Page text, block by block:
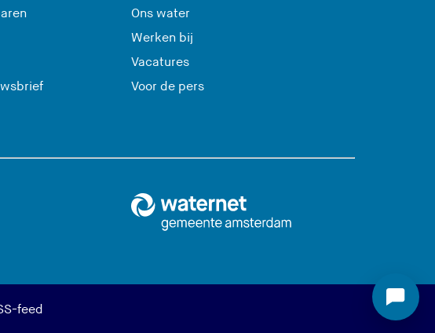
S
(
Ons water
Werken bij
Vacatures
Voor de pers
feed